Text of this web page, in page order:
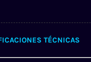
TÉCNICAS